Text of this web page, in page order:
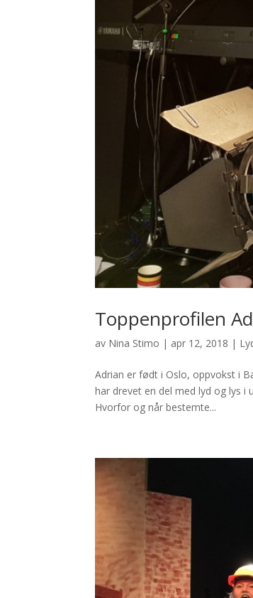
Toppenprofilen
av Nina Stimo | apr 12, 2018 |
Adrian er født i Oslo, oppvokst i
har drevet en del med lyd og lys
Hvorfor og når bestemte...